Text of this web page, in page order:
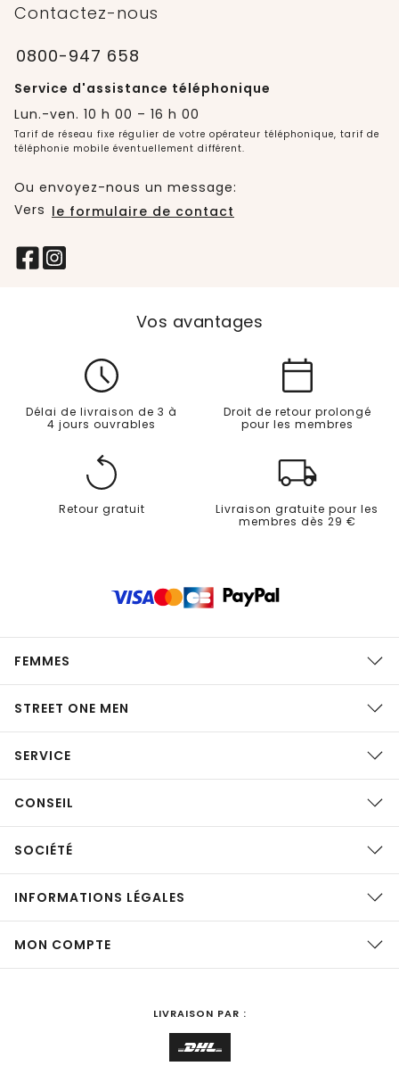
Contactez-nous
0800-947 658
Service d'assistance téléphonique
Lun.-ven. 10 h 00 – 16 h 00
Tarif de réseau fixe régulier de votre opérateur téléphonique, tarif de
téléphonie mobile éventuellement différent.
Ou envoyez-nous un message:
Vers le formulaire de contact
Vos avantages
Délai de livraison de 3 à
4 jours ouvrables
Droit de retour prolongé
pour les membres
Retour gratuit
Livraison gratuite pour les
membres dès 29 €
FEMMES
STREET ONE MEN
SERVICE
CONSEIL
SOCIÉTÉ
INFORMATIONS LÉGALES
MON COMPTE
LIVRAISON PAR :